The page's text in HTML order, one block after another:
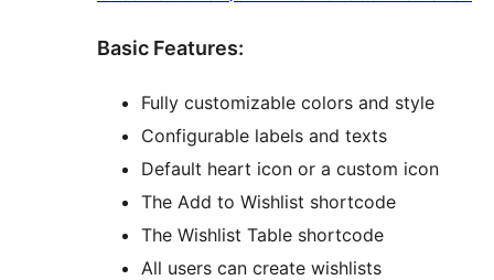
Basic Features:
Fully customizable colors and style
Configurable labels and texts
Default heart icon or a custom icon
The Add to Wishlist shortcode
The Wishlist Table shortcode
All users can create wishlists